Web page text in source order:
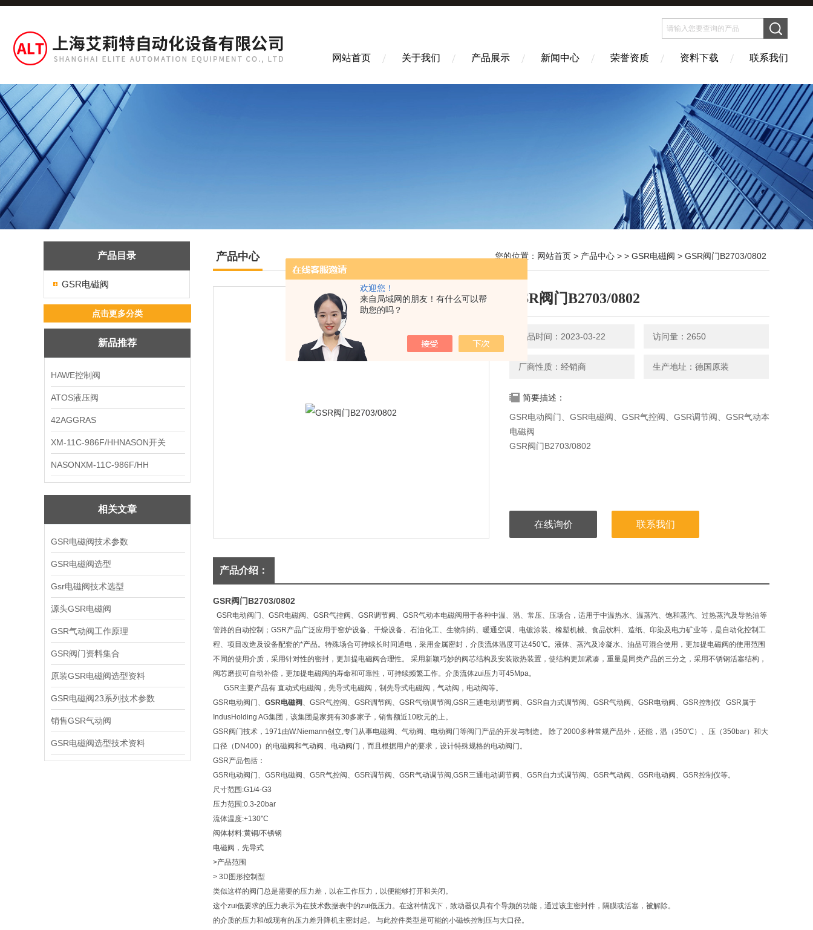
欢迎您！
来自局域网的朋友！有什么可以帮
助您的吗？
网站首页 关于我们 产品展示 新闻中心 荣誉资质 资料下载 联系我们
产品目录
GSR电磁阀
点击更多分类
新品推荐
HAWE控制阀
ATOS液压阀
42AGGRAS
XM-11C-986F/HHNASON开关
NASONXM-11C-986F/HH
相关文章
GSR电磁阀技术参数
GSR电磁阀选型
Gsr电磁阀技术选型
源头GSR电磁阀
GSR气动阀工作原理
GSR阀门资料集合
原装GSR电磁阀选型资料
GSR电磁阀23系列技术参数
销售GSR气动阀
GSR电磁阀选型技术资料
产品中心 您的位置： 网站首页 > 产品中心 > > GSR电磁阀 > GSR阀门B2703/0802
GSR阀门B2703/0802
产品时间：2023-03-22 访问量：2650
厂商性质：经销商 生产地址：德国原装
简要描述：
GSR电动阀门、GSR电磁阀、GSR气控阀、GSR调节阀、GSR气动本
电磁阀
GSR阀门B2703/0802
在线询价 联系我们
产品介绍：
GSR阀门B2703/0802
GSR电动阀门、GSR电磁阀、GSR气控阀、GSR调节阀、GSR气动本电磁阀用于各种中温、温、常压、压场合，适用于中温热水、温蒸汽、饱和蒸汽、过热蒸汽及导热油等
管路的自动控制；GSR产品广泛应用于窑炉设备、干燥设备、石油化工、生物制药、暖通空调、电镀涂装、橡塑机械、食品饮料、造纸、印染及电力矿业等，是自动化控制工
程、项目改造及设备配套的*产品。特殊场合可持续长时间通电，采用金属密封，介质流体温度可达450℃。液体、蒸汽及冷凝水、油品可混合使用，更加提电磁阀的使用范围
不同的使用介质，采用针对性的密封，更加提电磁阀合理性。 采用新颖巧妙的阀芯结构及安装散热装置，使结构更加紧凑，重量是同类产品的三分之，采用不锈钢活塞结构，
阀芯磨损可自动补偿，更加提电磁阀的寿命和可靠性，可持续频繁工作。介质流体zui压力可45Mpa。
GSR主要产品有 直动式电磁阀，先导式电磁阀，制先导式电磁阀，气动阀，电动阀等。
GSR电动阀门、 GSR电磁阀 、GSR气控阀、GSR调节阀、GSR气动调节阀,GSR三通电动调节阀、GSR自力式调节阀、GSR气动阀、GSR电动阀、GSR控制仪 GSR属于
IndusHolding AG集团，该集团是家拥有30多家子，销售额近10欧元的上。
GSR阀门技术，1971由W.Niemann创立,专门从事电磁阀、气动阀、电动阀门等阀门产品的开发与制造。 除了2000多种常规产品外，还能，温（350℃）、压（350bar）和大
口径（DN400）的电磁阀和气动阀、电动阀门，而且根据用户的要求，设计特殊规格的电动阀门。
GSR产品包括：
GSR电动阀门、GSR电磁阀、GSR气控阀、GSR调节阀、GSR气动调节阀,GSR三通电动调节阀、GSR自力式调节阀、GSR气动阀、GSR电动阀、GSR控制仪等。
尺寸范围:G1/4-G3
压力范围:0.3-20bar
流体温度:+130''C
阀体材料:黄铜/不锈钢
电磁阀，先导式
>产品范围
> 3D图形控制型
类似这样的阀门总是需要的压力差，以在工作压力，以便能够打开和关闭。
这个zui低要求的压力表示为在技术数据表中的zui低压力。在这种情况下，致动器仅具有个导频的功能，通过该主密封件，隔膜或活塞，被解除。
的介质的压力和/或现有的压力差升降机主密封起。 与此控件类型是可能的小磁铁控制压与大口径。